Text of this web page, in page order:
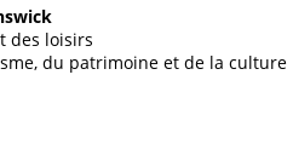
des loisirs
du patrimoine et de la culture